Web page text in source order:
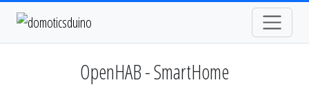
OpenHAB - SmartHome